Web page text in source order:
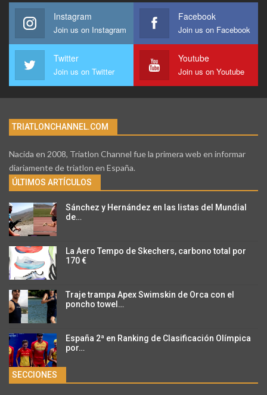
Instagram
Join us on Instagram
Facebook
Join us on Facebook
Twitter
Join us on Twitter
Youtube
Join us on Youtube
TRIATLONCHANNEL.COM
Nacida en 2008, Triatlon Channel fue la primera web en informar
diariamente de triatlon en España.
ÚLTIMOS ARTÍCULOS
Sánchez y Hernández en las listas del Mundial
de…
La Aero Tempo de Skechers, carbono total por
170 €
Traje trampa Apex Swimskin de Orca con el
poncho towel…
España 2ª en Ranking de Clasificación Olímpica
por…
SECCIONES